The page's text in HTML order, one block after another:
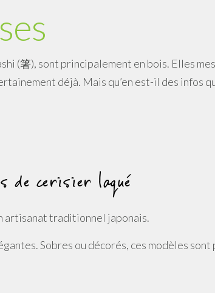
(箸), sont principalement en bois. Elles
déjà. Mais qu’en est-il des infos
de cerisier laqué
artisanat traditionnel japonais.
Sobres ou décorés, ces modèles